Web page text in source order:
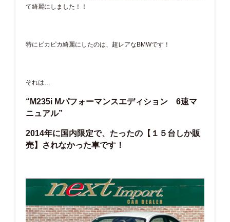
て綺麗にしました！！
特にピカピカ綺麗にしたのは、超レアなBMWです！
それは…
“M235i Mパフォーマンスエディション 6速マ
ニュアル”
2014年に国内限定で、たったの【１５台しか販
売】されなかった車です！